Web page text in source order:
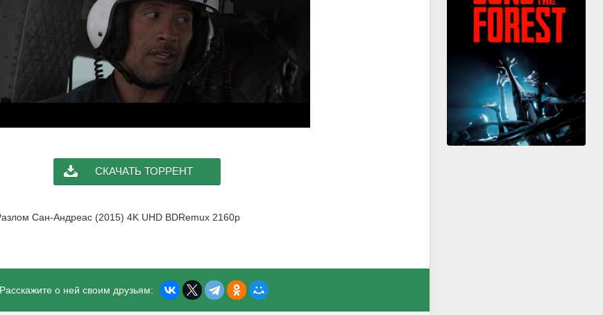
СКАЧАТЬ ТОРРЕНТ
Сан-Андреас (2015) 4K UHD BDRemux 2160p
о ней своим друзьям: